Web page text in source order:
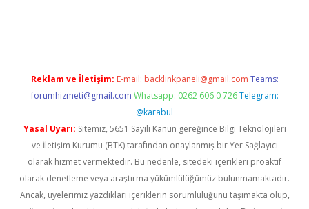
Reklam ve İletişim: E-mail: backlinkpaneli@gmail.com Teams:
forumhizmeti@gmail.com Whatsapp: 0262 606 0 726 Telegram:
@karabul
Yasal Uyarı: Sitemiz, 5651 Sayılı Kanun gereğince Bilgi Teknolojileri
ve İletişim Kurumu (BTK) tarafından onaylanmış bir Yer Sağlayıcı
olarak hizmet vermektedir. Bu nedenle, sitedeki içerikleri proaktif
olarak denetleme veya araştırma yükümlülüğümüz bulunmamaktadır.
Ancak, üyelerimiz yazdıkları içeriklerin sorumluluğunu taşımakta olup,